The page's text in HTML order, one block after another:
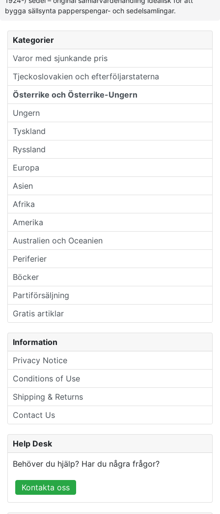
Kategorier
Varor med sjunkande pris
Tjeckoslovakien och efterföljarstaterna
Österrike och Österrike-Ungern
Ungern
Tyskland
Ryssland
Europa
Asien
Afrika
Amerika
Australien och Oceanien
Periferier
Böcker
Partiförsäljning
Gratis artiklar
Information
Privacy Notice
Conditions of Use
Shipping & Returns
Contact Us
bygga sällsynta papperspengar- och sedelsamlingar.
Help Desk
Behöver du hjälp? Har du några frågor?
Kontakta oss